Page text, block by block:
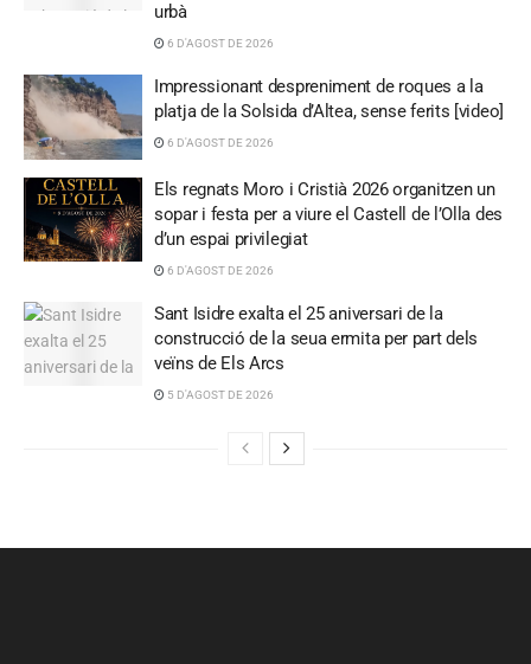
urbà
6 D'AGOST DE 2026
Impressionant despreniment de roques a la
platja de la Solsida d’Altea, sense ferits [video]
6 D'AGOST DE 2026
Els regnats Moro i Cristià 2026 organitzen un
sopar i festa per a viure el Castell de l’Olla des
d’un espai privilegiat
6 D'AGOST DE 2026
Sant Isidre exalta el 25 aniversari de la
construcció de la seua ermita per part dels
veïns de Els Arcs
5 D'AGOST DE 2026